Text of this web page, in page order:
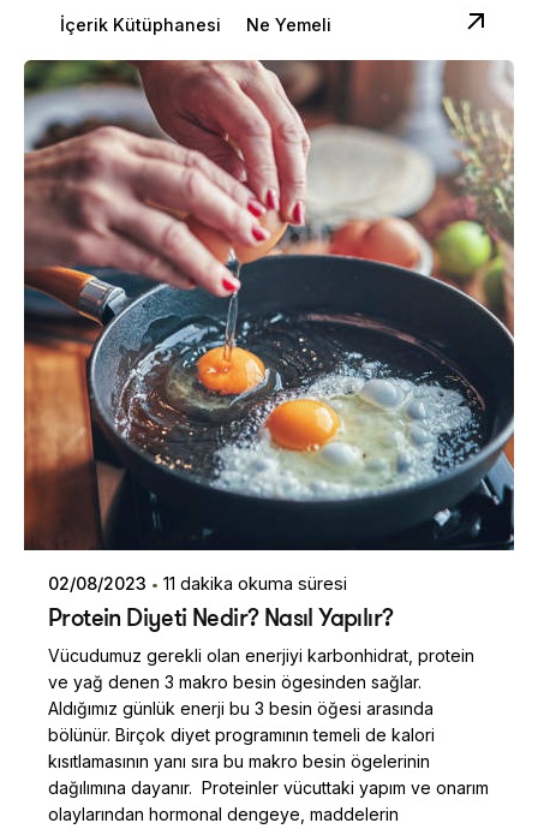
İçerik Kütüphanesi Ne Yemeli
Posted by
Dilara Koçak
02/08/2023 11 dakika okuma süresi
Protein Diyeti Nedir? Nasıl Yapılır?
Vücudumuz gerekli olan enerjiyi karbonhidrat, protein
ve yağ denen 3 makro besin ögesinden sağlar.
Aldığımız günlük enerji bu 3 besin öğesi arasında
bölünür. Birçok diyet programının temeli de kalori
kısıtlamasının yanı sıra bu makro besin ögelerinin
dağılımına dayanır. Proteinler vücuttaki yapım ve onarım
olaylarından hormonal dengeye, maddelerin